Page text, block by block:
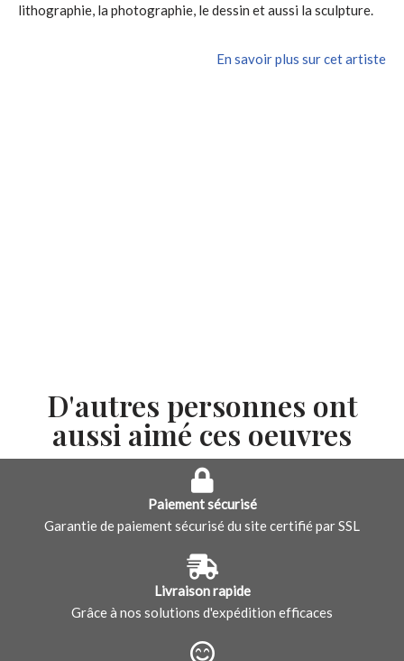
lithographie, la photographie, le dessin et aussi la sculpture.
En savoir plus sur cet artiste
D'autres personnes ont
aussi aimé ces oeuvres
Paiement sécurisé
Garantie de paiement sécurisé du site certifié par SSL
Livraison rapide
Grâce à nos solutions d'expédition efficaces